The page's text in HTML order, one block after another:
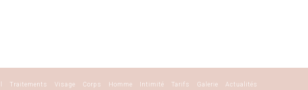
Traitements Visage Corps Homme Intimité Tarifs Galerie Actualités